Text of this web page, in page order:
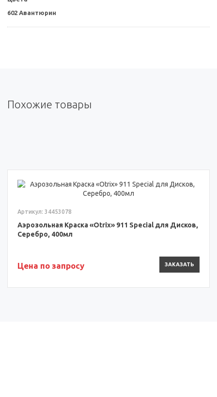
602 Авантюрин
Похожие товары
Артикул: 34453078
Аэрозольная Краска «Otrix» 911 Special для Дисков,
Серебро, 400мл
Цена по запросу ЗАКАЗАТЬ